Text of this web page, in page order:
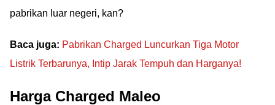
pabrikan luar negeri, kan?
Baca juga: Pabrikan Charged Luncurkan Tiga Motor
Listrik Terbarunya, Intip Jarak Tempuh dan Harganya!
Harga Charged Maleo